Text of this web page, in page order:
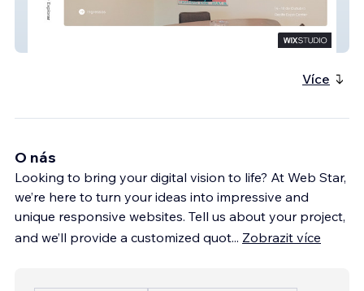
Více
O nás
Looking to bring your digital vision to life? At Web Star,
we’re here to turn your ideas into impressive and
unique responsive websites. Tell us about your project,
and we’ll provide a customized quot... Zobrazit více